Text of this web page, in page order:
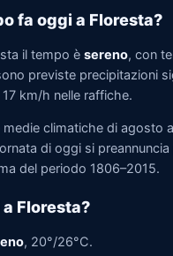
fa oggi a Floresta?
il tempo è sereno, con
previste precipitazioni
km/h nelle raffiche.
medie climatiche di agosto
di oggi si preannuncia
del periodo 1806–2015.
a Floresta?
, 20°/26°C.